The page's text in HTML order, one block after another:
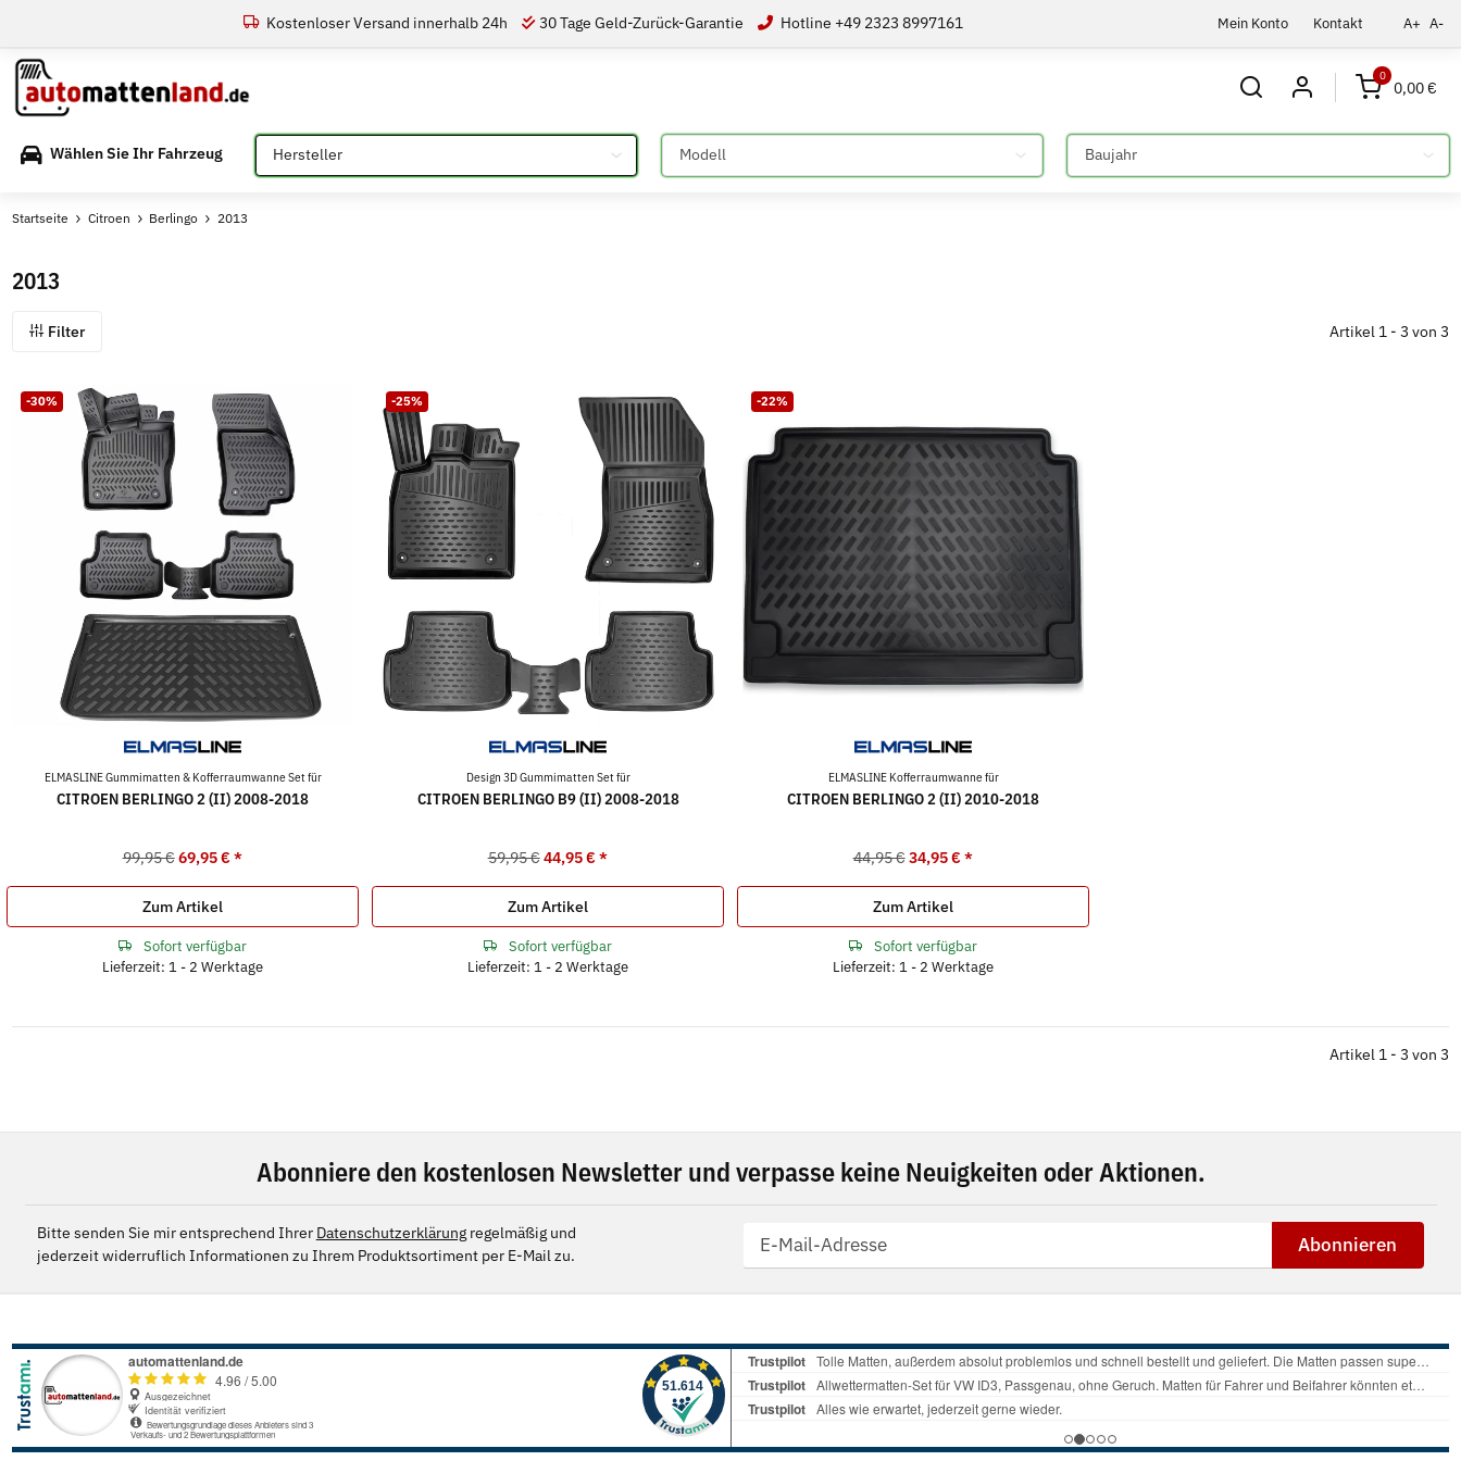
Mein Konto Kontakt A+ A-
Kostenloser Versand innerhalb 24h 30 Tage Geld-Zurück-Garantie Hotline +49 2323 8997161
0
0,00 €
Wählen Sie Ihr Fahrzeug Bitte auswählen Bitte auswählen Bitte auswählen
Startseite Citroen Berlingo 2013
2013
Filter Artikel 1 - 3 von 3
-30%
ELMASLINE Gummimatten & Kofferraumwanne Set für
CITROEN BERLINGO 2 (II) 2008-2018
99,95 € 69,95 €*
Zum Artikel
Sofort verfügbar
Lieferzeit: 1 - 2 Werktage
-25%
Design 3D Gummimatten Set für
CITROEN BERLINGO B9 (II) 2008-2018
59,95 € 44,95 €*
Zum Artikel
Sofort verfügbar
Lieferzeit: 1 - 2 Werktage
-22%
ELMASLINE Kofferraumwanne für
CITROEN BERLINGO 2 (II) 2010-2018
44,95 € 34,95 €*
Zum Artikel
Sofort verfügbar
Lieferzeit: 1 - 2 Werktage
Artikel 1 - 3 von 3
Abonniere den kostenlosen Newsletter und verpasse keine Neuigkeiten oder Aktionen.
Bitte senden Sie mir entsprechend Ihrer Datenschutzerklärungregelmäßig und
jederzeit widerruflich Informationen zu Ihrem Produktsortiment per E-Mail zu.
Abonnieren